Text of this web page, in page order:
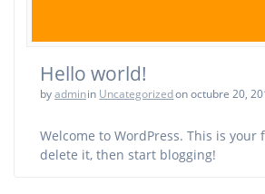
Hello world!
byadminin Uncategorizedon octubre 20,
Welcome to WordPress. This is your
delete it, then start blogging!